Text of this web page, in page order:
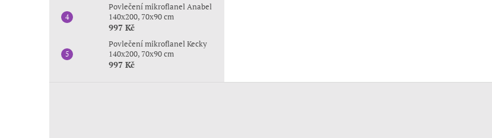
Povlečení mikroflanel Anabel
140x200, 70x90 cm
997 Kč
Povlečení mikroflanel Kecky
140x200, 70x90 cm
997 Kč